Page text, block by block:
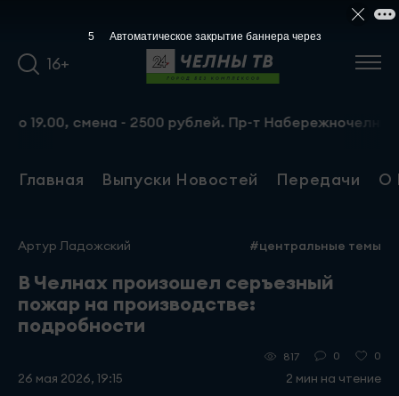
16+
смена - 2500 рублей. Пр-т Набережночелнинский,
Главная Выпуски Новостей Передачи О
Артур Ладожский #центральные темы
В Челнах произошел серъезный
пожар на производстве:
подробности
26 мая 2026, 19:15
817 0 0
2 мин на чтение
5 Автоматическое закрытие баннера через